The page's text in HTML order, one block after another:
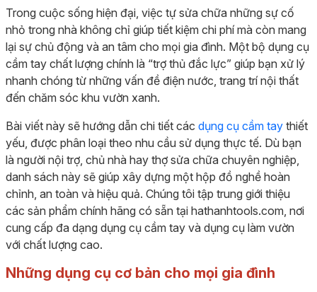
Trong cuộc sống hiện đại, việc tự sửa chữa những sự cố
nhỏ trong nhà không chỉ giúp tiết kiệm chi phí mà còn mang
lại sự chủ động và an tâm cho mọi gia đình. Một bộ dụng cụ
cầm tay chất lượng chính là “trợ thủ đắc lực” giúp bạn xử lý
nhanh chóng từ những vấn đề điện nước, trang trí nội thất
đến chăm sóc khu vườn xanh.
Bài viết này sẽ hướng dẫn chi tiết các dụng cụ cầm tay thiết
yếu, được phân loại theo nhu cầu sử dụng thực tế. Dù bạn
là người nội trợ, chủ nhà hay thợ sửa chữa chuyên nghiệp,
danh sách này sẽ giúp xây dựng một hộp đồ nghề hoàn
chỉnh, an toàn và hiệu quả. Chúng tôi tập trung giới thiệu
các sản phẩm chính hãng có sẵn tại hathanhtools.com, nơi
cung cấp đa dạng dụng cụ cầm tay và dụng cụ làm vườn
với chất lượng cao.
Những dụng cụ cơ bản cho mọi gia đình